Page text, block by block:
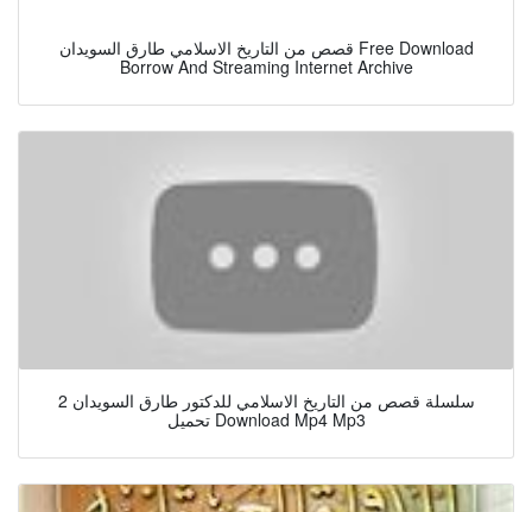
قصص من التاريخ الاسلامي طارق السويدان Free Download
Borrow And Streaming Internet Archive
سلسلة قصص من التاريخ الاسلامي للدكتور طارق السويدان 2
تحميل Download Mp4 Mp3